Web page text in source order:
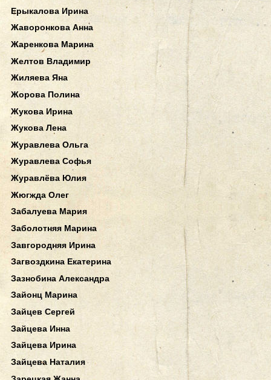
Ерыкалова Ирина
Жаворонкова Анна
Жаренкова Марина
Желтов Владимир
Жиляева Яна
Жорова Полина
Жукова Ирина
Жукова Лена
Журавлева Ольга
Журавлева Софья
Журавлёва Юлия
Жюгжда Олег
Забалуева Мария
Заболотняя Марина
Завгородняя Ирина
Загвоздкина Екатерина
Зазнобина Александра
Зайонц Марина
Зайцев Сергей
Зайцева Инна
Зайцева Ирина
Зайцева Наталия